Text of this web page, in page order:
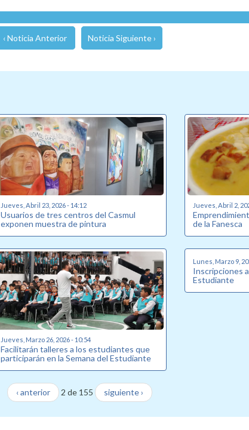
‹ Noticia Anterior Noticia Siguiente ›
Jueves, Abril 23, 2026 - 14:12
Usuarios de tres centros del Casmul
exponen muestra de pintura
Jueves, Abril 2,
de la Fanesca
Jueves, Marzo 26, 2026 - 10:54
Facilitarán talleres a los estudiantes que
participarán en la Semana del Estudiante
Lunes, Marzo 9,
Inscripciones
Estudiante
‹ anterior 2 de 155 siguiente ›